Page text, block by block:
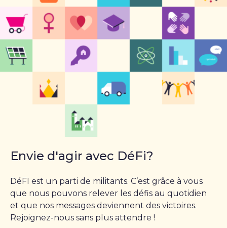
Envie d'agir avec DéFi?
DéFI est un parti de militants. C’est grâce à vous
que nous pouvons relever les défis au quotidien
et que nos messages deviennent des victoires.
Rejoignez-nous sans plus attendre !